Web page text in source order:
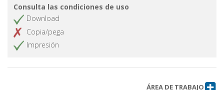
Consulta las condiciones de uso
Download
Copia/pega
Impresión
ÁREA DE TRABAJO